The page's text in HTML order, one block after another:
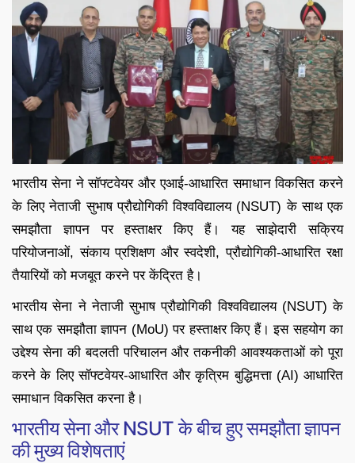
भारतीय सेना ने सॉफ्टवेयर और एआई-आधारित समाधान विकसित करने
के लिए नेताजी सुभाष प्रौद्योगिकी विश्वविद्यालय (NSUT) के साथ एक
समझौता ज्ञापन पर हस्ताक्षर किए हैं। यह साझेदारी सक्रिय
परियोजनाओं, संकाय प्रशिक्षण और स्वदेशी, प्रौद्योगिकी-आधारित रक्षा
तैयारियों को मजबूत करने पर केंद्रित है।
भारतीयसेना नेनेताजी सुभाष प्रौद्योगिकी विश्वविद्यालय (NSUT) के
साथ एक समझौता ज्ञापन (MoU) पर हस्ताक्षर किए हैं। इस सहयोग का
उद्देश्य सेना की बदलती परिचालन और तकनीकी आवश्यकताओं को पूरा
करने के लिए सॉफ्टवेयर-आधारित और कृत्रिम बुद्धिमत्ता (AI) आधारित
समाधान विकसित करना है।
भारतीय सेना और NSUT के बीच हुए समझौता ज्ञापन
की मुख्य विशेषताएं